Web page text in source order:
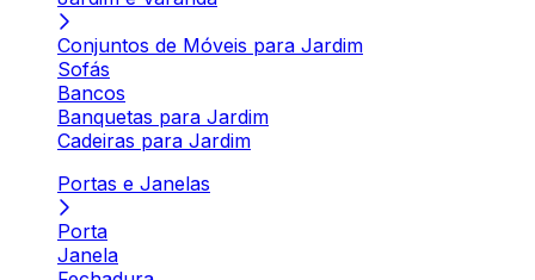
Conjuntos de Móveis para Jardim
Sofás
Bancos
Banquetas para Jardim
Cadeiras para Jardim
Portas e Janelas
Porta
Janela